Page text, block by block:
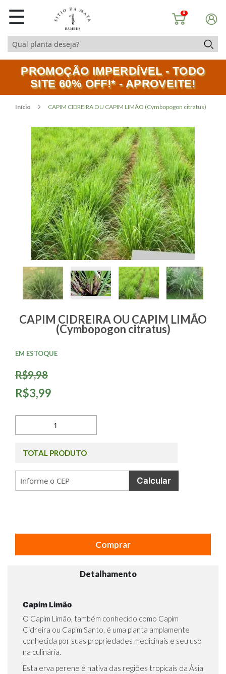
☰ 0
PROMOÇÃO IMPERDÍVEL - TODO
SITE 60% OFF!* - APROVEITE!
Início CAPIM CIDREIRA OU CAPIM LIMÃO (Cymbopogon citratus)
para
final
Galeria
imagens
CAPIM CIDREIRA OU CAPIM LIMÃO
(Cymbopogon citratus)
R$9,98
R$3,99
EM ESTOQUE
TOTAL PRODUTO
Calcular
Comprar
Detalhamento
Capim Limão
O Capim Limão, também conhecido como Capim
Cidreira ou Capim Santo, é uma planta amplamente
conhecida por suas propriedades medicinais e seu uso
na culinária.
Esta erva perene é nativa das regiões tropicais da Ásia